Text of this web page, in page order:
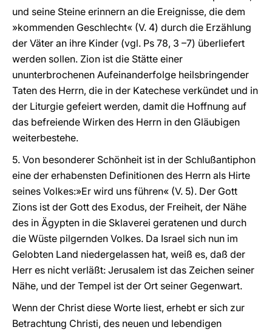
und seine Steine erinnern an die Ereignisse, die dem
»kommenden Geschlecht« (V. 4) durch die Erzählung
der Väter an ihre Kinder (vgl. Ps 78, 3 –7) überliefert
werden sollen. Zion ist die Stätte einer
ununterbrochenen Aufeinanderfolge heilsbringender
Taten des Herrn, die in der Katechese verkündet und in
der Liturgie gefeiert werden, damit die Hoffnung auf
das befreiende Wirken des Herrn in den Gläubigen
weiterbestehe.
5. Von besonderer Schönheit ist in der Schlußantiphon
eine der erhabensten Definitionen des Herrn als Hirte
seines Volkes:»Er wird uns führen« (V. 5). Der Gott
Zions ist der Gott des Exodus, der Freiheit, der Nähe
des in Ägypten in die Sklaverei geratenen und durch
die Wüste pilgernden Volkes. Da Israel sich nun im
Gelobten Land niedergelassen hat, weiß es, daß der
Herr es nicht verläßt: Jerusalem ist das Zeichen seiner
Nähe, und der Tempel ist der Ort seiner Gegenwart.
Wenn der Christ diese Worte liest, erhebt er sich zur
Betrachtung Christi, des neuen und lebendigen